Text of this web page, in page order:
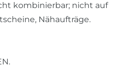
kombinierbar; nicht auf
Nähaufträge.